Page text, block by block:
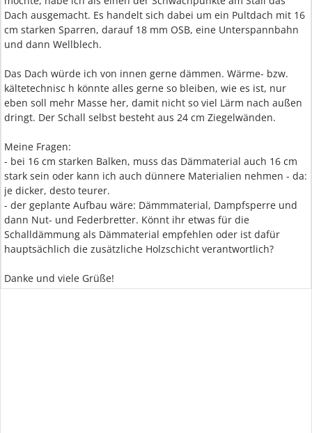
Dach ausgemacht. Es handelt sich dabei um ein Pultdach mit 16
cm starken Sparren, darauf 18 mm OSB, eine Unterspannbahn
und dann Wellblech.
Das Dach würde ich von innen gerne dämmen. Wärme- bzw.
kältetechnisc h könnte alles gerne so bleiben, wie es ist, nur
eben soll mehr Masse her, damit nicht so viel Lärm nach außen
dringt. Der Schall selbst besteht aus 24 cm Ziegelwänden.
Meine Fragen:
- bei 16 cm starken Balken, muss das Dämmaterial auch 16 cm
stark sein oder kann ich auch dünnere Materialien nehmen - da:
je dicker, desto teurer.
- der geplante Aufbau wäre: Dämmmaterial, Dampfsperre und
dann Nut- und Federbretter. Könnt ihr etwas für die
Schalldämmung als Dämmaterial empfehlen oder ist dafür
hauptsächlich die zusätzliche Holzschicht verantwortlich?
Danke und viele Grüße!